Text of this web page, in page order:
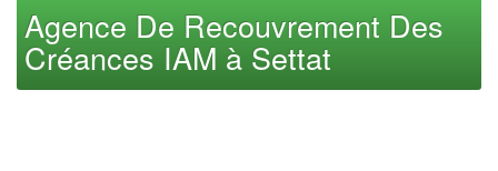
Agence De Recouvrement Des
Créances IAM à Settat